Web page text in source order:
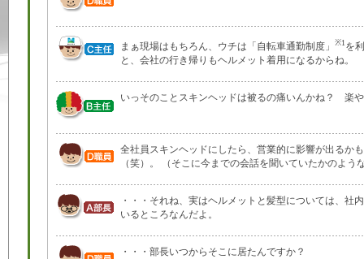
まぁ現場はもちろん、ウチは「自転車通勤制度」 ※1 を
と、会社の行き帰りもヘルメット着用になるからね。
いっそのことスキンヘッドは被るの痛いんかね？ 楽
全社員スキンヘッドにしたら、営業的に影響が出るか
（笑）。 （そこに今までの会話を聞いていたかのよう
・・・それね、実はヘルメットと髪型については、社
いるところなんだよ。
・・・部長いつからそこに居たんですか？